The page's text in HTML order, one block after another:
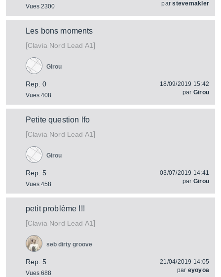
Vues 2300
parstevemakler
Les bons moments
[Clavia Nord Lead A1]
Rep. 0
Vues 408
Girou
18/09/2019 15:42
par Girou
Petite question lfo
[Clavia Nord Lead A1]
Rep. 5
Vues 458
Girou
03/07/2019 14:41
par Girou
petit problème !!!
[Clavia Nord Lead A1]
Rep. 5
Vues 688
seb dirty groove
21/04/2019 14:05
par eyoyoa